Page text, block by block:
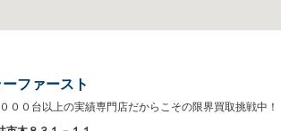
ファースト
００台以上の実績専門店だからこその限界買取挑戦中！